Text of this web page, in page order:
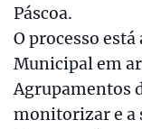
Páscoa.
O processo
Municipal em
Agrupamentos
monitorizar e a